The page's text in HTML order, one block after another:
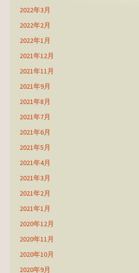
2022年3月
2022年2月
2022年1月
2021年12月
2021年11月
2021年9月
2021年8月
2021年7月
2021年6月
2021年5月
2021年4月
2021年3月
2021年2月
2021年1月
2020年12月
2020年11月
2020年10月
2020年9月